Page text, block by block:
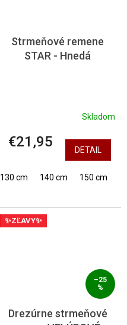
Strmeňové remene
STAR - Hnedá
Skladom
€21,95 DETAIL
130 cm 140 cm 150 cm
✨ZĽAVY✨
–25
%
Drezúrne strmeňové